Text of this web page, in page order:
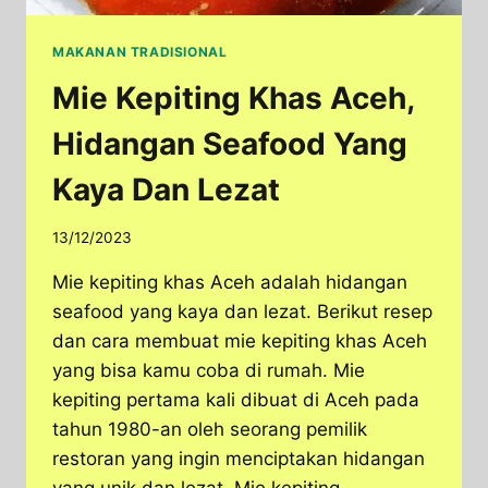
MAKANAN TRADISIONAL
Mie Kepiting Khas Aceh,
Hidangan Seafood Yang
Kaya Dan Lezat
13/12/2023
Mie kepiting khas Aceh adalah hidangan
seafood yang kaya dan lezat. Berikut resep
dan cara membuat mie kepiting khas Aceh
yang bisa kamu coba di rumah. Mie
kepiting pertama kali dibuat di Aceh pada
tahun 1980-an oleh seorang pemilik
restoran yang ingin menciptakan hidangan